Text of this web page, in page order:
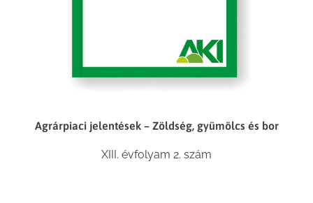
Agrárpiaci jelentések – Zöldség, gyümölcs és bor
XIII. évfolyam 2. szám